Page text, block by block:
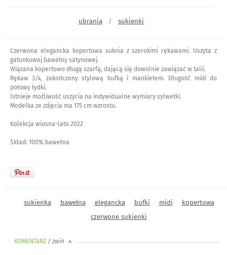
ubrania / sukienki
Czerwona elegancka kopertowa suknia z szerokimi rękawami. Uszyta z
gatunkowej bawełny satynowej.
Wiązana kopertowo długą szarfą, dającą się dowolnie zawiązać w talii.
Rękaw 3/4, zakończony stylową bufką i mankietem. Długość midi do
połowy łydki.
Istnieje możliwość uszycia na indywidualne wymiary sylwetki.
Modelka ze zdjęcia ma 175 cm wzrostu.
Kolekcja wiosna-lato 2022
Skład: 100% bawełna
sukienka bawełna elegancka bufki midi
kopertowa
czerwone sukienki
KOMENTARZ / zwiń <